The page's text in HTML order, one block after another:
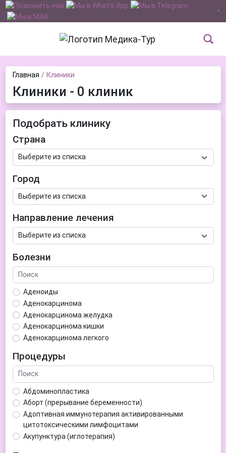
Главная Клиники
Клиники - 0 клиник
Подобрать клинику
Страна
Город
Направление лечения
Болезни
Аденоиды
Аденокарцинома
Аденокарцинома желудка
Аденокарцинома кишки
Аденокарцинома легкого
Аденома гипофиза
Аденома простаты
Аденома щитовидной железы
Аденомиоз
Адентия
Азооспермия
Акне (угри)
Алкоголизм
Процедуры
Абдоминопластика
Аборт (прерывание беременности)
Адоптивная иммунотерапия активированными
цитотоксическими лимфоцитами
Акупунктура (иглотерапия)